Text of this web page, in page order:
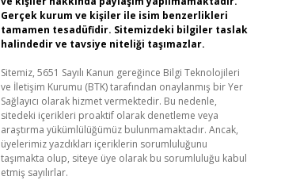
Gerçek kurum ve kişiler ile isim benzerlikleri
tamamen tesadüfidir. Sitemizdeki bilgiler taslak
halindedir ve tavsiye niteliği taşımazlar.
Sitemiz, 5651 Sayılı Kanun gereğince Bilgi Teknolojileri
ve İletişim Kurumu (BTK) tarafından onaylanmış bir Yer
Sağlayıcı olarak hizmet vermektedir. Bu nedenle,
sitedeki içerikleri proaktif olarak denetleme veya
araştırma yükümlülüğümüz bulunmamaktadır. Ancak,
üyelerimiz yazdıkları içeriklerin sorumluluğunu
taşımakta olup, siteye üye olarak bu sorumluluğu kabul
etmiş sayılırlar.